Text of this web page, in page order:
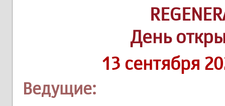
День
13 сентября
Ведущие: